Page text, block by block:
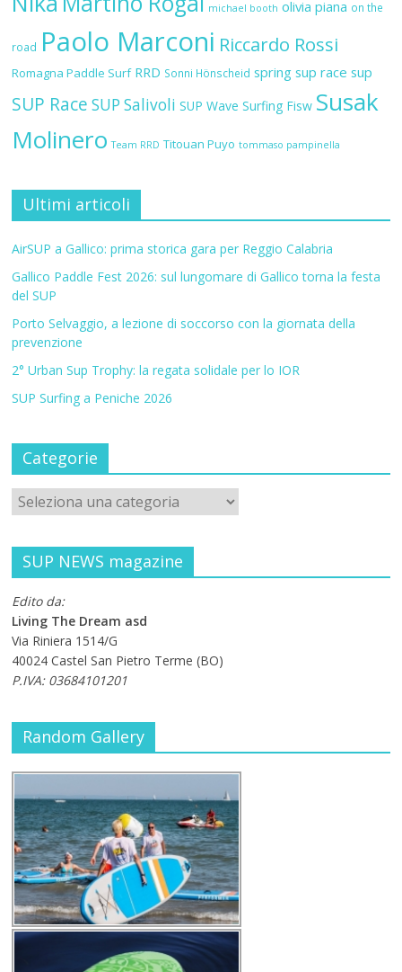
michael booth olivia piana on the
road Paolo Marconi Riccardo Rossi
Romagna Paddle Surf RRD Sonni Hönscheid spring sup race sup
SUP Race SUP Salivoli SUP Wave Surfing Fisw Susak
Molinero Team RRD Titouan Puyo tommaso pampinella
Ultimi articoli
AirSUP a Gallico: prima storica gara per Reggio Calabria
Gallico Paddle Fest 2026: sul lungomare di Gallico torna la festa
del SUP
Porto Selvaggio, a lezione di soccorso con la giornata della
prevenzione
2° Urban Sup Trophy: la regata solidale per lo IOR
SUP Surfing a Peniche 2026
Categorie
SUP NEWS magazine
Edito da:
Living The Dream asd
Via Riniera 1514/G
40024 Castel San Pietro Terme (BO)
P.IVA: 03684101201
Random Gallery